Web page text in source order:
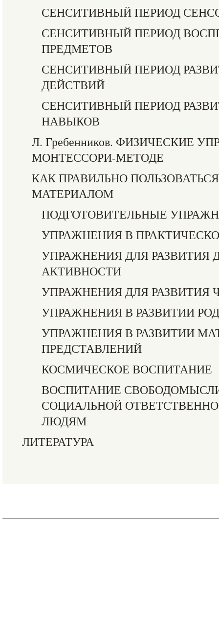
СЕНСИТИВНЫЙ ПЕРИОД
СЕНСИТИВНЫЙ ПЕРИОД
ПРЕДМЕТОВ
СЕНСИТИВНЫЙ ПЕРИОД
ДЕЙСТВИЙ
СЕНСИТИВНЫЙ ПЕРИОД
НАВЫКОВ
Л. Гребенников. ФИЗИЧЕСКИЕ
МОНТЕССОРИ-МЕТОДЕ
КАК ПРАВИЛЬНО
МАТЕРИАЛОМ
ПОДГОТОВИТЕЛЬНЫЕ
УПРАЖНЕНИЯ В
УПРАЖНЕНИЯ ДЛЯ РАЗВИТИЯ
АКТИВНОСТИ
УПРАЖНЕНИЯ ДЛЯ РАЗВИТИЯ
УПРАЖНЕНИЯ В РАЗВИТИИ
УПРАЖНЕНИЯ В РАЗВИТИИ
ПРЕДСТАВЛЕНИЙ
КОСМИЧЕСКОЕ ВОСПИТАНИЕ
ВОСПИТАНИЕ
СОЦИАЛЬНОЙ
ЛЮДЯМ
ЛИТЕРАТУРА